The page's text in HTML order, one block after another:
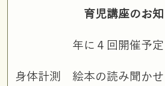
育児講座のお
年に４回開催予定
身体計測 絵本の読み聞か